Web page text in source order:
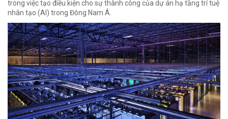
trong việc tạo điều kiện cho sự thành công của dự án hạ tầng trí tuệ
nhân tạo (AI) trong Đông Nam Á.